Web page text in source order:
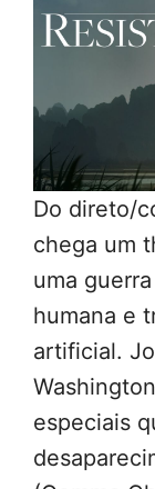
Do direto/
chega um
uma
humana e
artificial.
especiais